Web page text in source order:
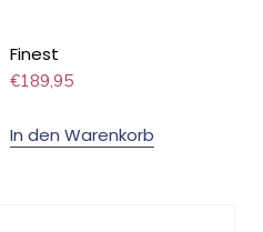
Finest
€189,95
In den Warenkorb